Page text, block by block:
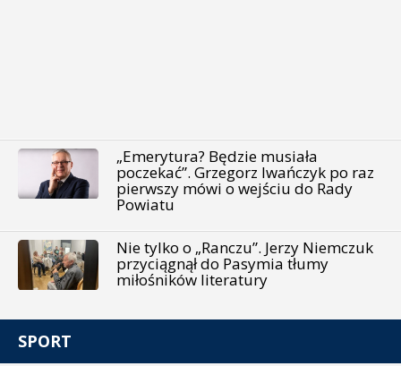
„Emerytura? Będzie musiała
poczekać”. Grzegorz Iwańczyk po raz
pierwszy mówi o wejściu do Rady
Powiatu
Nie tylko o „Ranczu”. Jerzy Niemczuk
przyciągnął do Pasymia tłumy
miłośników literatury
SPORT